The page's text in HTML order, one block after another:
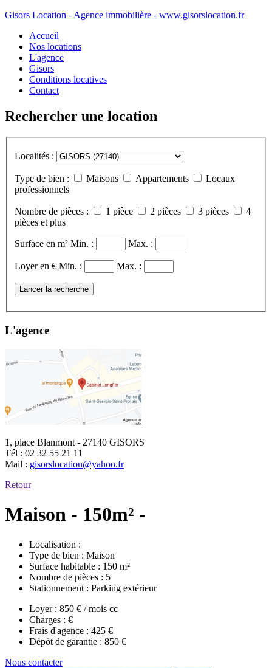
Gisors Location - Agence immobilière - www.gisorslocation.fr
Accueil
Nos locations
L'agence
Gisors
Conditions locatives
Contact
Rechercher une location
Localités :
Type de bien : Maisons Appartements
Locaux
professionnels
Nombre de pièces : 1 pièce 2 pièces 3 pièces
4
pièces et plus
Surface en m² Min. : Max. :
Loyer en € Min. : Max. :
Lancer la recherche
L'agence
1, place Blanmont - 27140 GISORS
Tél : 02 32 55 21 11
Mail : gisorslocation@yahoo.fr
Retour
Maison - 150m² -
Localisation :
Type de bien : Maison
Surface habitable : 150 m²
Nombre de pièces : 5
Stationnement : Parking extérieur
Loyer : 850 € / mois cc
Charges : €
Frais d'agence : 425 €
Dépôt de garantie : 850 €
Nous contacter